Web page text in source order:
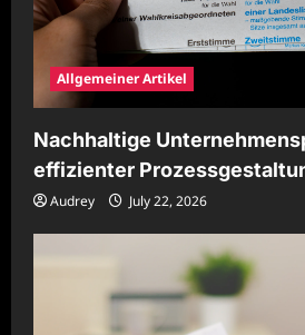
Allgemeiner Artikel
Nachhaltige
effizienter
Audrey July 22, 2026